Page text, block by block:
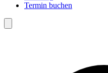
Termin buchen